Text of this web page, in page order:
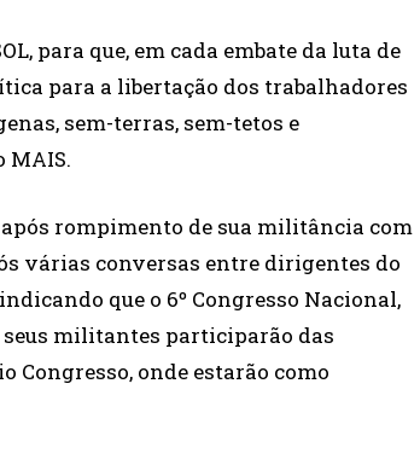
para que, em cada embate da luta de
para a libertação dos trabalhadores
sem-terras, sem-tetos e
MAIS.
rompimento de sua militância com
várias conversas entre dirigentes do
que o 6º Congresso Nacional,
seus militantes participarão das
Congresso, onde estarão como